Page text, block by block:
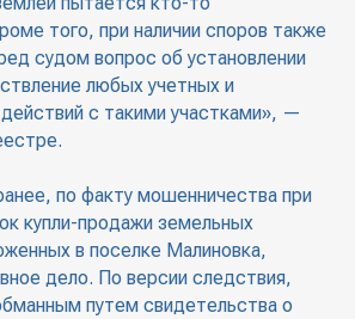
того, при наличии споров также
судом вопрос об установлении
любых учетных и
с такими участками», —
по факту мошенничества при
купли-продажи земельных
в поселке Малиновка,
дело. По версии следствия,
путем свидетельства о